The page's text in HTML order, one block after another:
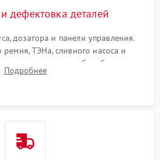
дефектовка деталей
дозатора и панели управления.
ТЭНа, сливного насоса и
подшипников барабана и
а манжеты люка на разрывы.
Подробнее